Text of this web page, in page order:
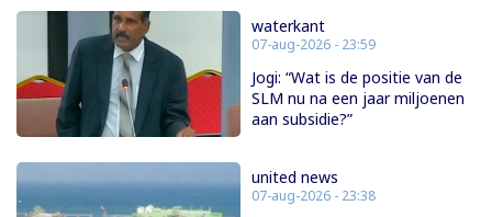
waterkant
07-aug-2026 - 23:59
Jogi: “Wat is de positie van de
SLM nu na een jaar miljoenen
aan subsidie?”
united news
07-aug-2026 - 23:38